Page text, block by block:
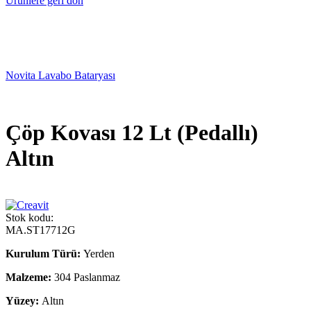
Novita Lavabo Bataryası
Çöp Kovası 12 Lt (Pedallı)
Altın
Stok kodu:
MA.ST17712G
Kurulum Türü: Yerden
Malzeme: 304 Paslanmaz
Yüzey: Altın